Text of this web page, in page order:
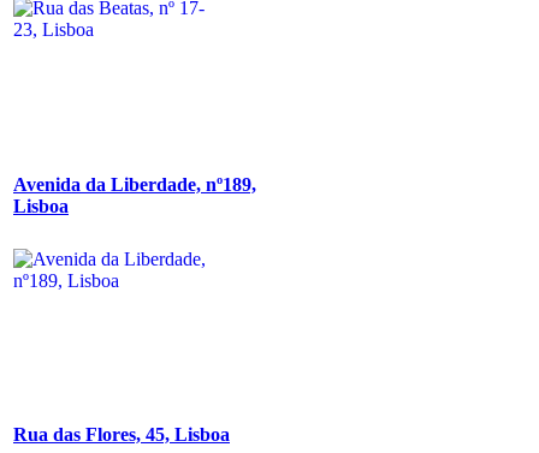
Avenida da Liberdade, nº189,
Lisboa
Rua das Flores, 45, Lisboa